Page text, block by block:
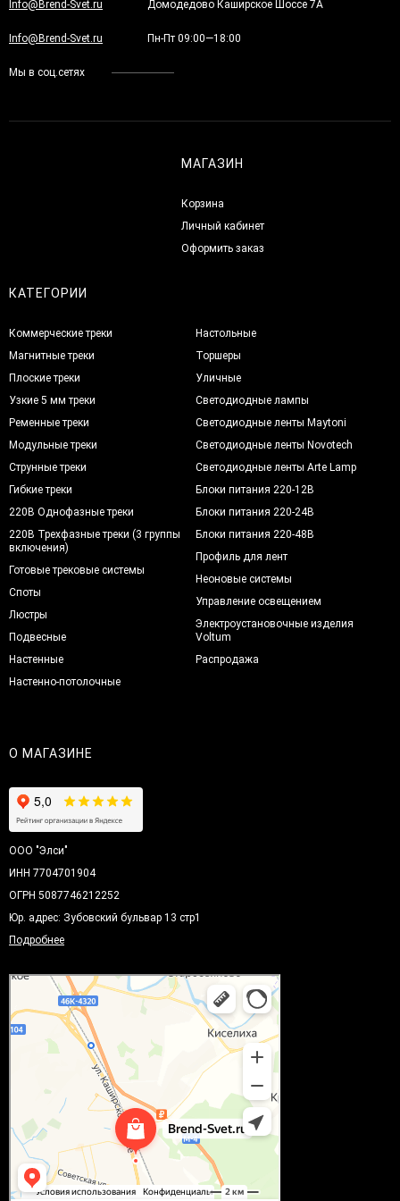
Info@Brend-Svet.ru Домодедово Каширское Шоссе 7А
Info@Brend-Svet.ru Пн-Пт 09:00—18:00
Мы в соц.сетях
МАГАЗИН
Корзина
Личный кабинет
Оформить заказ
КАТЕГОРИИ
Коммерческие треки
Магнитные треки
Плоские треки
Узкие 5 мм треки
Ременные треки
Модульные треки
Струнные треки
Гибкие треки
220В Однофазные треки
220В Трехфазные треки (3 группы
включения)
Готовые трековые системы
Споты
Люстры
Подвесные
Настенные
Настенно-потолочные
Настольные
Торшеры
Уличные
Светодиодные лампы
Светодиодные ленты Maytoni
Светодиодные ленты Novotech
Светодиодные ленты Arte Lamp
Блоки питания 220-12В
Блоки питания 220-24В
Блоки питания 220-48В
Профиль для лент
Неоновые системы
Управление освещением
Электроустановочные изделия
Voltum
Распродажа
О МАГАЗИНЕ
ООО "Элси"
ИНН 7704701904
ОГРН 5087746212252
Юр. адрес: Зубовский бульвар 13 стр1
Подробнее